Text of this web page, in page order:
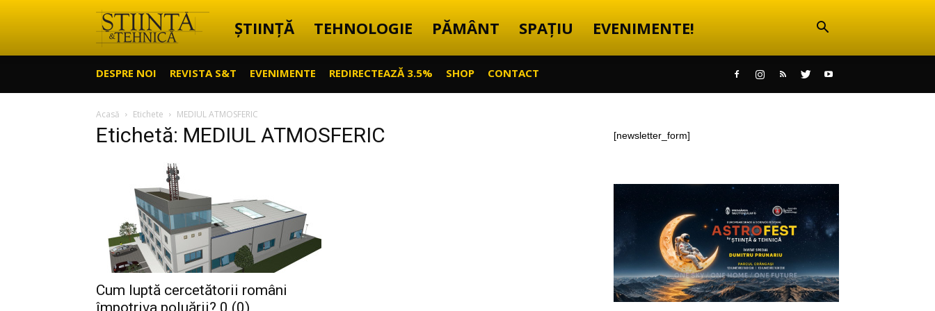
Știință
Tehnică
ȘTIINȚĂ TEHNOLOGIE PĂMÂNT SPAȚIU EVENIMENTE!
DESPRE NOI REVISTA S&T EVENIMENTE REDIRECTEAZĂ 3.5% SHOP CONTACT
Acasă Etichete MEDIUL ATMOSFERIC
Etichetă: MEDIUL ATMOSFERIC
Cum luptă cercetătorii români
împotriva poluării? 0 (0)
[newsletter_form]